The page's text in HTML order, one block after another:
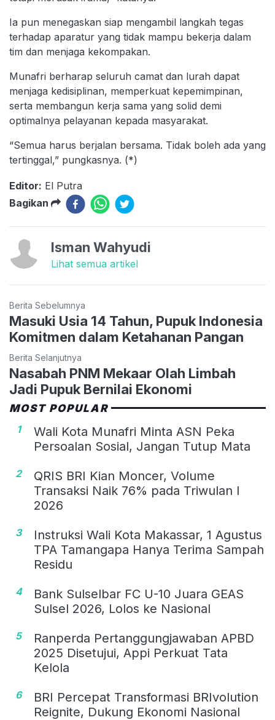
Ia pun menegaskan siap mengambil langkah tegas
terhadap aparatur yang tidak mampu bekerja dalam
tim dan menjaga kekompakan.
Munafri berharap seluruh camat dan lurah dapat
menjaga kedisiplinan, memperkuat kepemimpinan,
serta membangun kerja sama yang solid demi
optimalnya pelayanan kepada masyarakat.
“Semua harus berjalan bersama. Tidak boleh ada yang
tertinggal,” pungkasnya. (*)
Editor: El Putra
Bagikan
Isman Wahyudi
Lihat semua artikel
Berita Sebelumnya
Masuki Usia 14 Tahun, Pupuk Indonesia
Komitmen dalam Ketahanan Pangan
Berita Selanjutnya
Nasabah PNM Mekaar Olah Limbah
Jadi Pupuk Bernilai Ekonomi
MOST POPULAR
1
Wali Kota Munafri Minta ASN Peka
Persoalan Sosial, Jangan Tutup Mata
2
QRIS BRI Kian Moncer, Volume
Transaksi Naik 76% pada Triwulan I
2026
3
Instruksi Wali Kota Makassar, 1 Agustus
TPA Tamangapa Hanya Terima Sampah
Residu
4
Bank Sulselbar FC U-10 Juara GEAS
Sulsel 2026, Lolos ke Nasional
5
Ranperda Pertanggungjawaban APBD
2025 Disetujui, Appi Perkuat Tata
Kelola
6
BRI Percepat Transformasi BRIvolution
Reignite, Dukung Ekonomi Nasional